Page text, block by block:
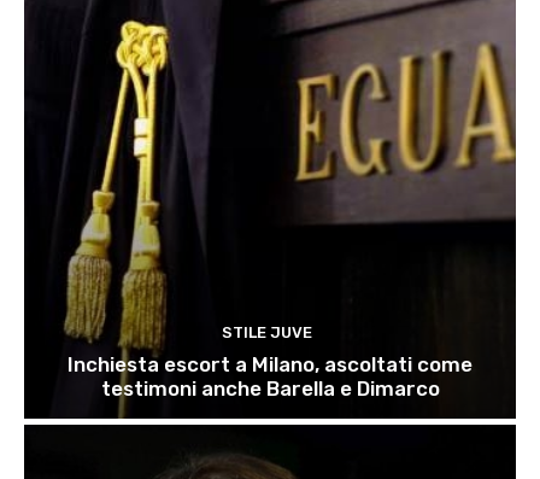
STILE JUVE
Inchiesta escort a Milano, ascoltati come
testimoni anche Barella e Dimarco